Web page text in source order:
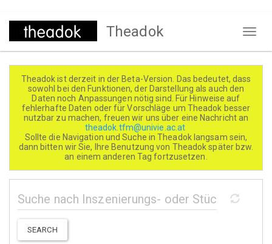
Direkt
Theadok
Theadok ist derzeit in der Beta-Version. Das bedeutet, dass
sowohl bei den Funktionen, der Darstellung als auch den
Daten noch Anpassungen nötig sind. Für Hinweise auf
fehlerhafte Daten oder für Vorschläge um Theadok besser
nutzbar zu machen, freuen wir uns über eine Nachricht an
theadok.tfm@univie.ac.at
Sollte die Navigation und Suche in Theadok langsam sein,
dann bitten wir Sie, Ihre Benutzung von Theadok später bzw.
an einem anderen Tag fortzusetzen.
SEARCH